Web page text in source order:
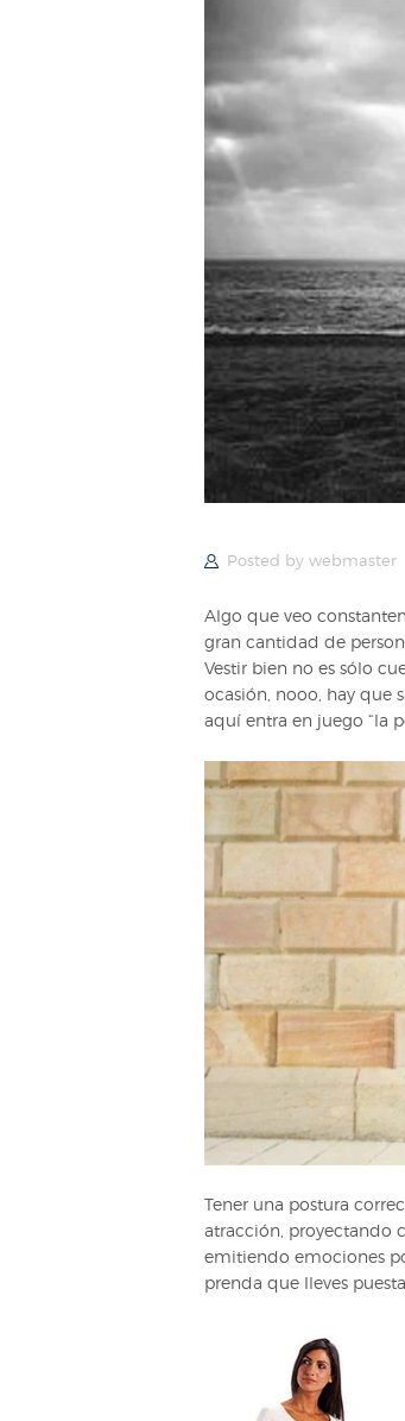
Posted by webmaster
Algo que veo
gran cantidad de
Vestir bien no es sólo
ocasión, nooo, hay que
aquí entra en juego “la
Tener una postura
atracción, proyectando
emitiendo emociones
prenda que lleves puesta.